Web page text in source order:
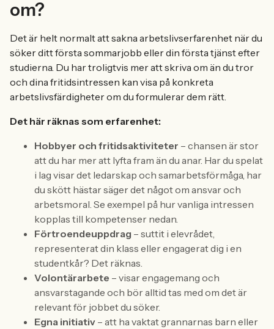
om?
Det är helt normalt att sakna arbetslivserfarenhet när du
söker ditt första sommarjobb eller din första tjänst efter
studierna. Du har troligtvis mer att skriva om än du tror
och dina fritidsintressen kan visa på konkreta
arbetslivsfärdigheter om du formulerar dem rätt.
Det här räknas som erfarenhet:
Hobbyer och fritidsaktiviteter – chansen är stor
att du har mer att lyfta fram än du anar. Har du spelat
i lag visar det ledarskap och samarbetsförmåga, har
du skött hästar säger det något om ansvar och
arbetsmoral. Se exempel på hur vanliga intressen
kopplas till kompetenser nedan.
Förtroendeuppdrag – suttit i elevrådet,
representerat din klass eller engagerat dig i en
studentkår? Det räknas.
Volontärarbete – visar engagemang och
ansvarstagande och bör alltid tas med om det är
relevant för jobbet du söker.
Egna initiativ – att ha vaktat grannarnas barn eller